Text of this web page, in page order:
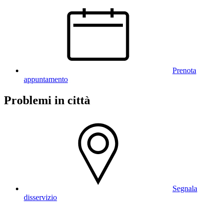
Prenota
appuntamento
Problemi in città
Segnala
disservizio